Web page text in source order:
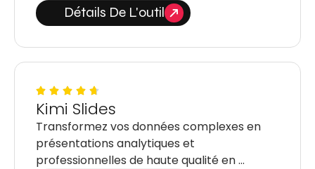
Détails De L'outil
Kimi Slides
Transformez vos données complexes en
présentations analytiques et
professionnelles de haute qualité en …